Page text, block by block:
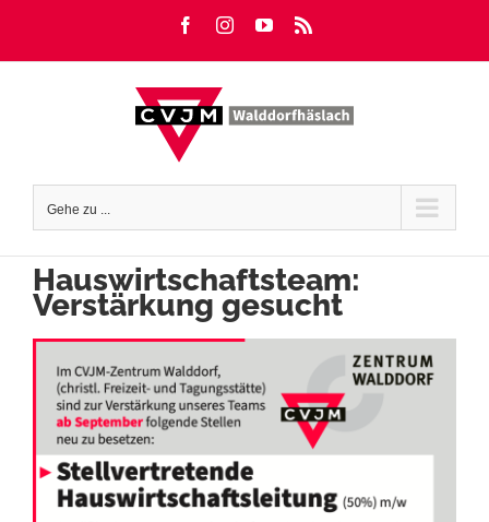
FacebookInstagramYouTube
Gehe zu ...
Hauswirtschaftsteam:
Verstärkung gesucht